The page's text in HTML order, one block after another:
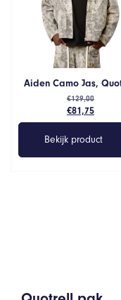
Aiden Camo Jas,
€129,00
prijs
was:
€129,00.
€81,75
prijs
is:
Bekijk product